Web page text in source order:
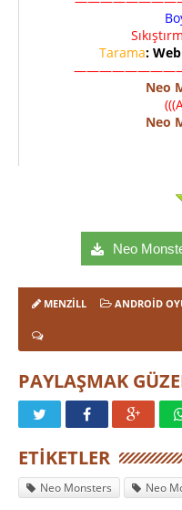
Tarama:
Neo
Neo
Neo
MENZILL ANDROID
PAYLAŞMAK
ETIKETLER
Neo Monsters Neo